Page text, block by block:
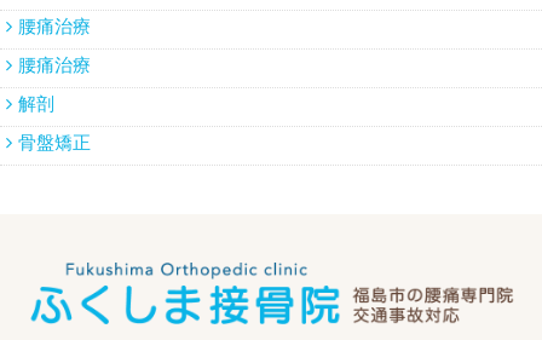
腰痛治療
腰痛治療
解剖
骨盤矯正